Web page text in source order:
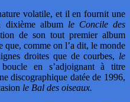
volatile, et il en fournit une
dixième album le Concile des
de son tout premier album
que, comme on l’a dit, le monde
droites que de courbes, le
en s’adjoignant à titre
discographique datée de 1996,
le Bal des oiseaux.